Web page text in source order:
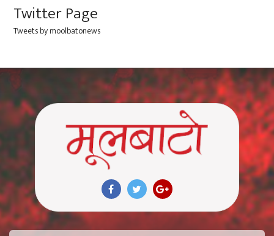
Twitter Page
Tweets by moolbatonews